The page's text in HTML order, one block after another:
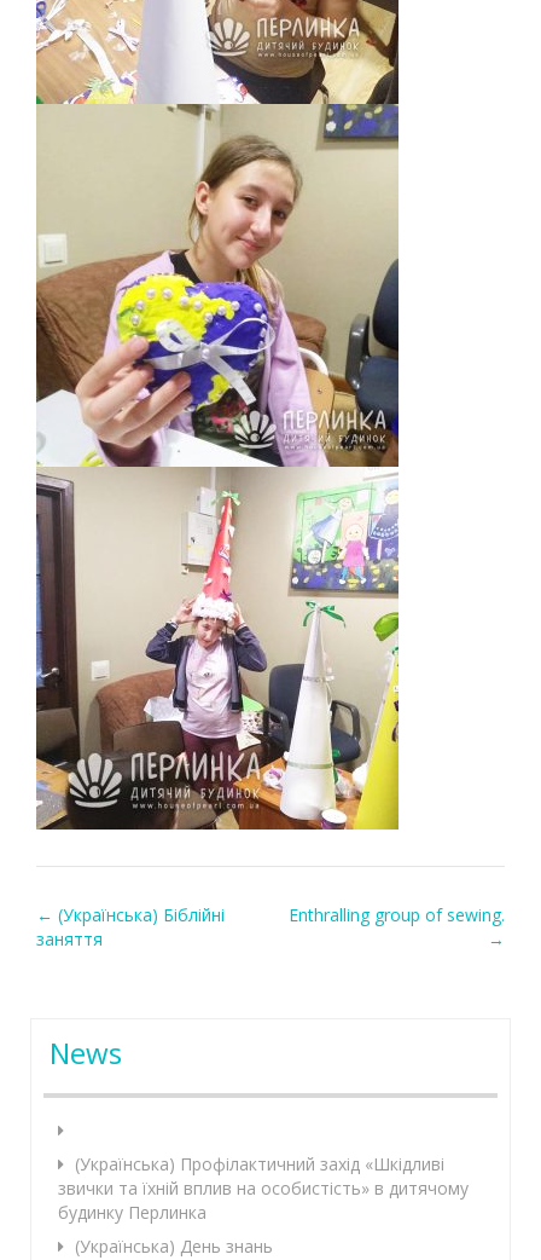
Post navigation
← (Українська) Біблійні
заняття
Enthralling group of sewing.
→
News
(Українська) Профілактичний захід «Шкідливі
звички та їхній вплив на особистість» в дитячому
будинку Перлинка
(Українська) День знань